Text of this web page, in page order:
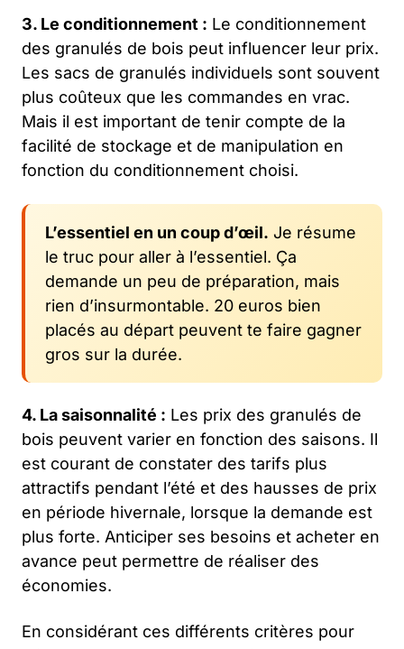
3. Le conditionnement : Le conditionnement
des granulés de bois peut influencer leur prix.
Les sacs de granulés individuels sont souvent
plus coûteux que les commandes en vrac.
Mais il est important de tenir compte de la
facilité de stockage et de manipulation en
fonction du conditionnement choisi.
L’essentiel en un coup d’œil. Je résume
le truc pour aller à l’essentiel. Ça
demande un peu de préparation, mais
rien d’insurmontable. 20 euros bien
placés au départ peuvent te faire gagner
gros sur la durée.
4. La saisonnalité : Les prix des granulés de
bois peuvent varier en fonction des saisons. Il
est courant de constater des tarifs plus
attractifs pendant l’été et des hausses de prix
en période hivernale, lorsque la demande est
plus forte. Anticiper ses besoins et acheter en
avance peut permettre de réaliser des
économies.
En considérant ces différents critères pour